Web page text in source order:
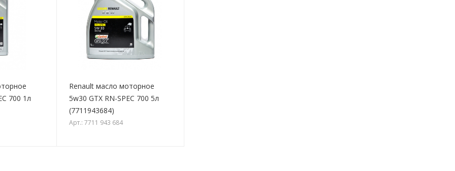
700 1л
Renault масло моторное
5w30 GTX RN-SPEC 700 5л
(7711943684)
Арт.: 7711 943 684